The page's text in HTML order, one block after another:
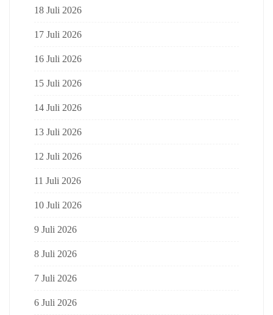
18 Juli 2026
17 Juli 2026
16 Juli 2026
15 Juli 2026
14 Juli 2026
13 Juli 2026
12 Juli 2026
11 Juli 2026
10 Juli 2026
9 Juli 2026
8 Juli 2026
7 Juli 2026
6 Juli 2026